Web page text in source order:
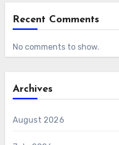
Recent Comments
No comments to show.
Archives
August 2026